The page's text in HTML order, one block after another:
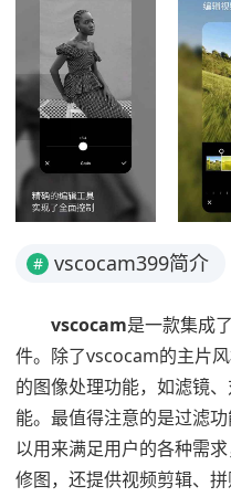
# vscocam399简介
vscocam是一款集成
件。除了vscocam的主片
的图像处理功能，如滤镜
能。最值得注意的是过滤
以用来满足用户的各种需
修图，还提供视频剪辑、